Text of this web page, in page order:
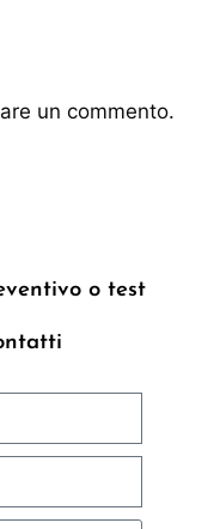
un commento.
o test